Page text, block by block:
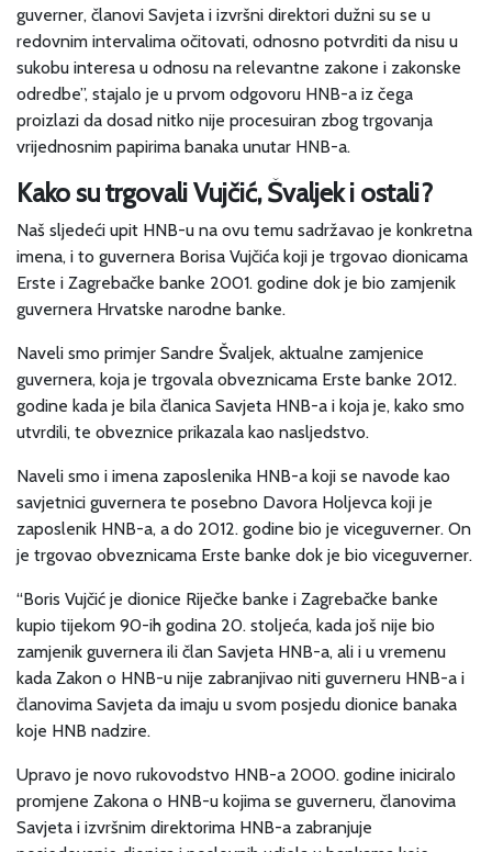
guverner, članovi Savjeta i izvršni direktori dužni su se u
redovnim intervalima očitovati, odnosno potvrditi da nisu u
sukobu interesa u odnosu na relevantne zakone i zakonske
odredbe”, stajalo je u prvom odgovoru HNB-a iz čega
proizlazi da dosad nitko nije procesuiran zbog trgovanja
vrijednosnim papirima banaka unutar HNB-a.
Kako su trgovali Vujčić, Švaljek i ostali?
Naš sljedeći upit HNB-u na ovu temu sadržavao je konkretna
imena, i to guvernera Borisa Vujčića koji je trgovao dionicama
Erste i Zagrebačke banke 2001. godine dok je bio zamjenik
guvernera Hrvatske narodne banke.
Naveli smo primjer Sandre Švaljek, aktualne zamjenice
guvernera, koja je trgovala obveznicama Erste banke 2012.
godine kada je bila članica Savjeta HNB-a i koja je, kako smo
utvrdili, te obveznice prikazala kao nasljedstvo.
Naveli smo i imena zaposlenika HNB-a koji se navode kao
savjetnici guvernera te posebno Davora Holjevca koji je
zaposlenik HNB-a, a do 2012. godine bio je viceguverner. On
je trgovao obveznicama Erste banke dok je bio viceguverner.
“Boris Vujčić je dionice Riječke banke i Zagrebačke banke
kupio tijekom 90-ih godina 20. stoljeća, kada još nije bio
zamjenik guvernera ili član Savjeta HNB-a, ali i u vremenu
kada Zakon o HNB-u nije zabranjivao niti guverneru HNB-a i
članovima Savjeta da imaju u svom posjedu dionice banaka
koje HNB nadzire.
Upravo je novo rukovodstvo HNB-a 2000. godine iniciralo
promjene Zakona o HNB-u kojima se guverneru, članovima
Savjeta i izvršnim direktorima HNB-a zabranjuje